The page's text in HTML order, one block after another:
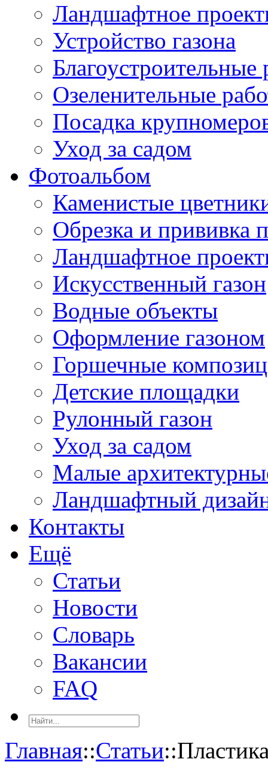
Ландшафтное
Устройство газона
Благоустроительные
Озеленительные
Посадка
Уход за садом
Фотоальбом
Каменистые
Обрезка и прививка
Ландшафтное
Искусственный газон
Водные объекты
Оформление газоном
Горшечные
Детские площадки
Рулонный газон
Уход за садом
Малые
Ландшафтный
Контакты
Ещё
Статьи
Новости
Словарь
Вакансии
FAQ
Главная::Статьи::